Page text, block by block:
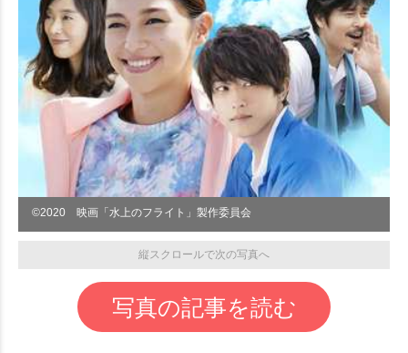
©︎2020 映画「水上のフライト」製作委員会
縦スクロールで次の写真へ
写真の記事を読む